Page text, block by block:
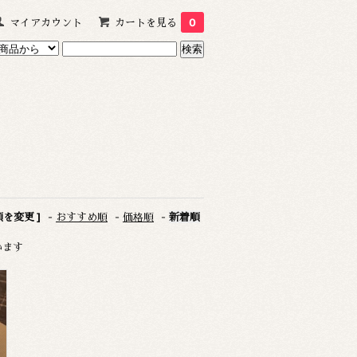
マイアカウント カートを見る 0
を変更 ] - おすすめ順 - 価格順 - 新着順
す